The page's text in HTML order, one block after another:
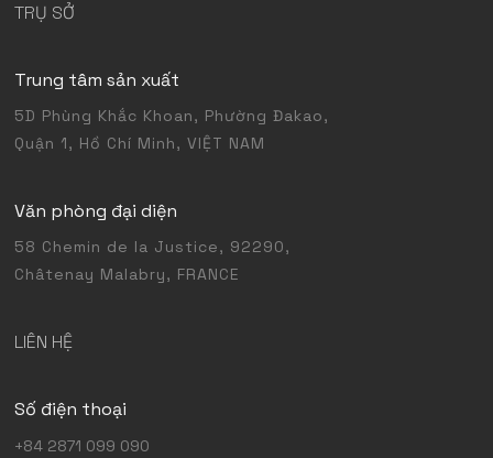
TRỤ SỞ
Trung tâm sản xuất
5D Phùng Khắc Khoan, Phường Đakao,
Quận 1, Hồ Chí Minh, VIỆT NAM
Văn phòng đại diện
58 Chemin de la Justice, 92290,
Châtenay Malabry, FRANCE
LIÊN HỆ
Số điện thoại
+84 2871 099 090